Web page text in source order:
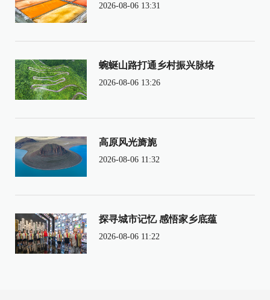
2026-08-06 13:31
蜿蜒山路打通乡村振兴脉络
2026-08-06 13:26
高原风光旖旎
2026-08-06 11:32
探寻城市记忆 感悟家乡底蕴
2026-08-06 11:22